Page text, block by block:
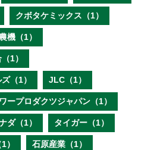
クボタケミックス（1）
機（1）
1）
（1） JLC（1）
ープロダクツジャパン（1）
ダ（1） タイガー（1）
） 石原産業（1）